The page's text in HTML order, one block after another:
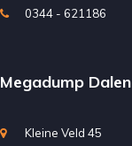
0344 - 621186
Megadump Dalen
Kleine Veld 45